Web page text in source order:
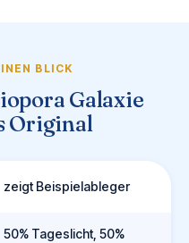
BLICK
Galaxie
Original
zeigt Beispielableger
50% Tageslicht, 50%